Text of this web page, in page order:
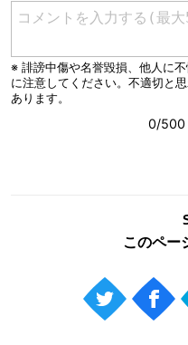
運営会社
ご利用にあたって